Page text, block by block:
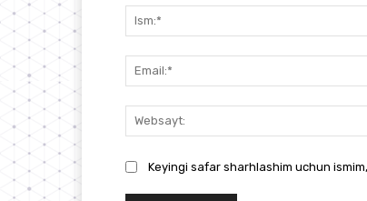
Keyingi safar sharhlashim uchun